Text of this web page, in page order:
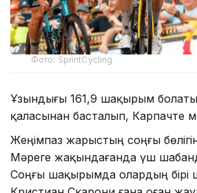
Фото: SprintCycling
Ұзындығы 161,9 шақырым
қаласынан басталып, Карпачте
Жеңімпаз жарыстың соңғы
Мәреге жақындағанда үш
Соңғы шақырымда олардың бірі